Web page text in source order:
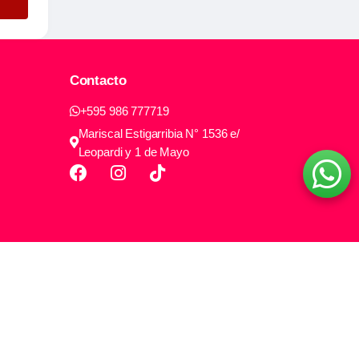
Contacto
+595 986 777719
Mariscal Estigarribia N° 1536 e/
Leopardi y 1 de Mayo